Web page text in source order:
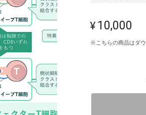
¥10,000
※こちらの商品はダ